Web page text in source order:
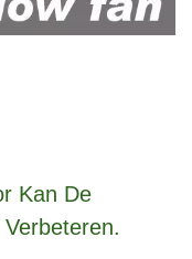
Kan De